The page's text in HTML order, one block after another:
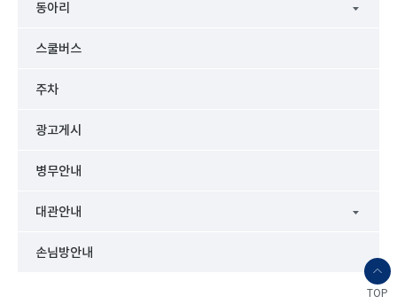
동아리
스쿨버스
주차
광고게시
병무안내
대관안내
손님방안내
TOP